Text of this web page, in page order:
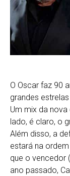
O Oscar faz 90
grandes
Um mix da
lado, é claro, o
Além disso, a
estará na
que o vencedor
ano passado,